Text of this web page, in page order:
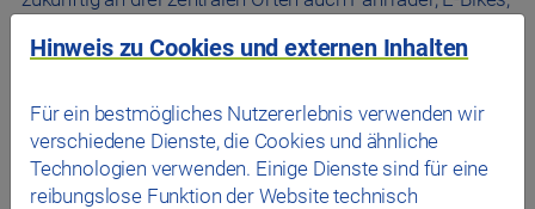
Ausleihen, wie zum Beispiel Bollerwagen oder
Fahrradreparaturstation, Free-Label-Paketstationen,
abschließbare Motorradboxen und Motorradstellplätze,
um den Individualverkehr im Quartier auf ein Minimum zu
reduzieren.“
Hinweis zu Cookies und externen Inhalten
Für ein bestmögliches Nutzererlebnis verwenden wir
verschiedene Dienste, die Cookies und ähnliche
Technologien verwenden. Einige Dienste sind für eine
reibungslose Funktion der Website technisch